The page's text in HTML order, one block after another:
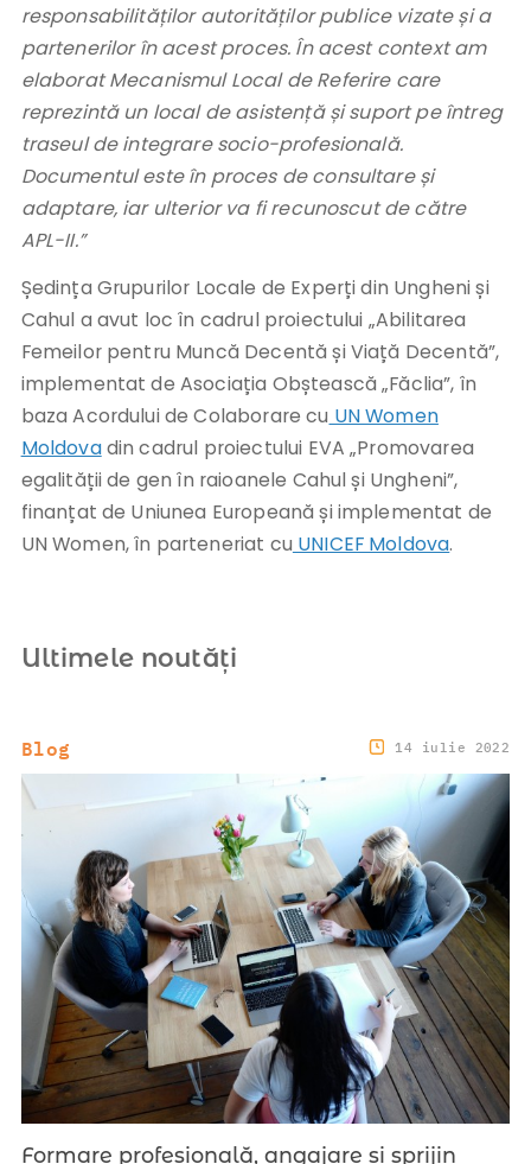
responsabilităților autorităților publice vizate și a
partenerilor în acest proces. În acest context am
elaborat Mecanismul Local de Referire care
reprezintă un local de asistență și suport pe întreg
traseul de integrare socio-profesională.
Documentul este în proces de consultare și
adaptare, iar ulterior va fi recunoscut de către
APL-II.”
Ședința Grupurilor Locale de Experți din Ungheni și
Cahul a avut loc în cadrul proiectului „Abilitarea
Femeilor pentru Muncă Decentă și Viață Decentă”,
implementat de Asociația Obștească „Făclia”, în
baza Acordului de Colaborare cu UN Women
Moldovadin cadrul proiectului EVA „Promovarea
egalității de gen în raioanele Cahul și Ungheni”,
finanțat de Uniunea Europeană și implementat de
UN Women, în parteneriat cu UNICEF Moldova.
Ultimele noutăți
Blog 14 iulie 2022
Formare profesională, angajare și sprijin